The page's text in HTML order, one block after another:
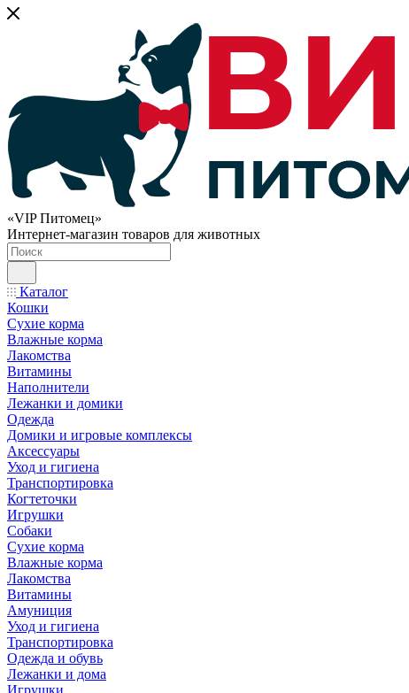
«VIP Питомец»
Интернет-магазин товаров для животных
Каталог
Кошки
Сухие корма
Влажные корма
Лакомства
Витамины
Наполнители
Лежанки и домики
Одежда
Домики и игровые комплексы
Аксессуары
Уход и гигиена
Транспортировка
Когтеточки
Игрушки
Собаки
Сухие корма
Влажные корма
Лакомства
Витамины
Амуниция
Уход и гигиена
Транспортировка
Одежда и обувь
Лежанки и дома
Игрушки